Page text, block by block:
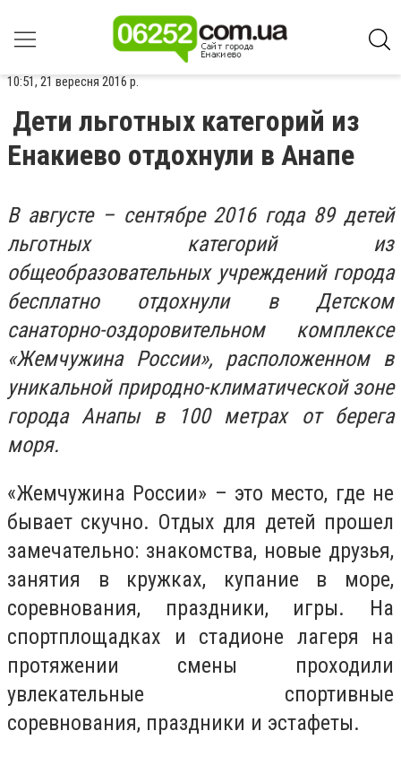
10:51, 21 вересня 2016 р.
Дети льготных категорий из
Енакиево отдохнули в Анапе
В августе – сентябре 2016 года 89 детей
льготных категорий из
общеобразовательных учреждений города
бесплатно отдохнули в Детском
санаторно-оздоровительном комплексе
«Жемчужина России», расположенном в
уникальной природно-климатической зоне
города Анапы в 100 метрах от берега
моря.
«Жемчужина России» – это место, где не
бывает скучно. Отдых для детей прошел
замечательно: знакомства, новые друзья,
занятия в кружках, купание в море,
соревнования, праздники, игры. На
спортплощадках и стадионе лагеря на
протяжении смены проходили
увлекательные спортивные
соревнования, праздники и эстафеты.